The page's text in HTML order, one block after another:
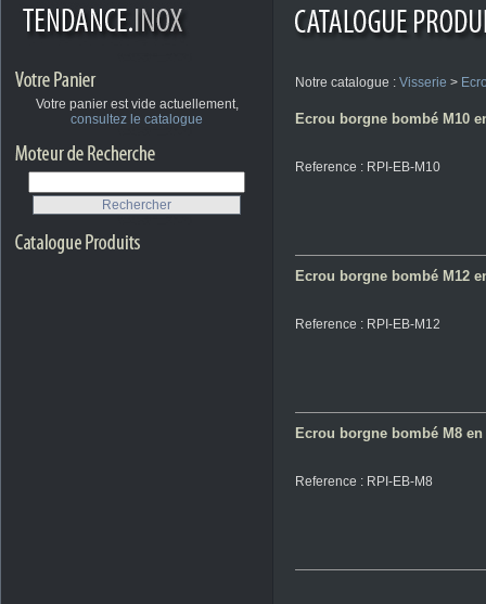
Votre panier est vide actuellement,
consultez le catalogue
Notre catalogue : Visserie >
Ecrou borgne bombé M10
Reference : RPI-EB-M10
Ecrou borgne bombé M12
Reference : RPI-EB-M12
Ecrou borgne bombé M8 en
Reference : RPI-EB-M8